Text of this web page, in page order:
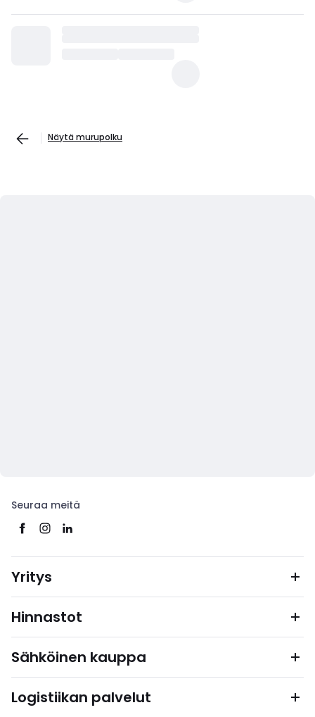
Näytä murupolku
Seuraa meitä
Yritys
Hinnastot
Sähköinen kauppa
Logistiikan palvelut